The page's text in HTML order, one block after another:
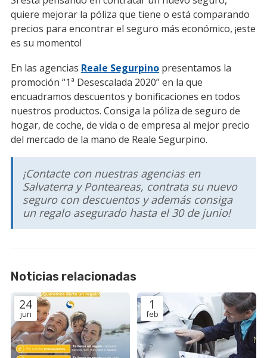
quiere mejorar la póliza que tiene o está comparando
precios para encontrar el seguro más económico, ¡este
es su momento!
En las agencias Reale Segurpino presentamos la
promoción “1ª Desescalada 2020” en la que
encuadramos descuentos y bonificaciones en todos
nuestros productos. Consiga la póliza de seguro de
hogar, de coche, de vida o de empresa al mejor precio
del mercado de la mano de Reale Segurpino.
¡Contacte con nuestras agencias en
Salvaterra y Ponteareas, contrata su nuevo
seguro con descuentos y además consiga
un regalo asegurado hasta el 30 de junio!
Noticias relacionadas
24
jun
1
feb